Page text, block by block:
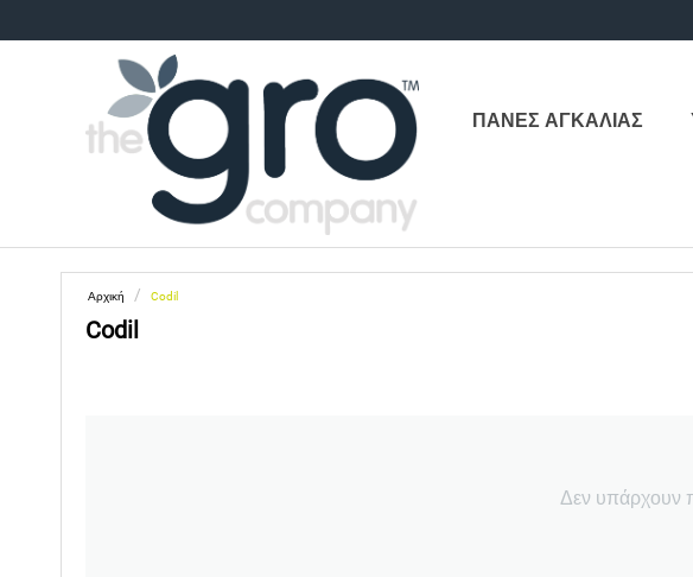
ΠΑΝΕΣ ΑΓΚΑΛΙΑΣ
Αρχική / Codil
Codil
Δεν υπάρχουν